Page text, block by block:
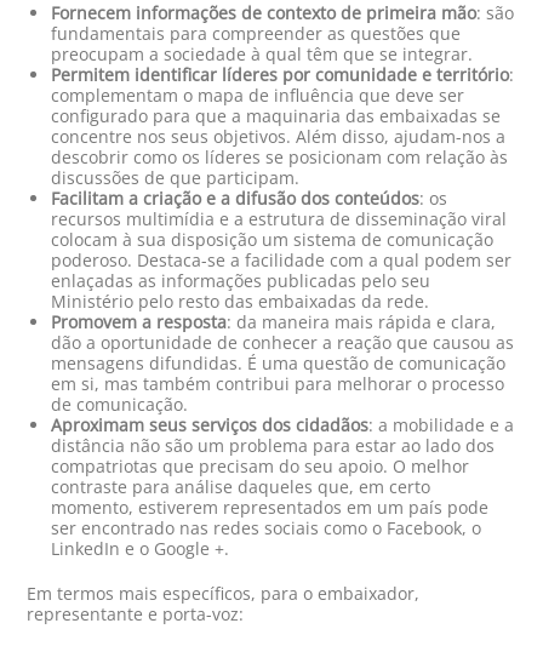
Fornecem informações de contexto de primeira mão: são
fundamentais para compreender as questões que
preocupam a sociedade à qual têm que se integrar.
Permitem identificar líderes por comunidade e território:
complementam o mapa de influência que deve ser
configurado para que a maquinaria das embaixadas se
concentre nos seus objetivos. Além disso, ajudam-nos a
descobrir como os líderes se posicionam com relação às
discussões de que participam.
Facilitam a criação e a difusão dos conteúdos: os
recursos multimídia e a estrutura de disseminação viral
colocam à sua disposição um sistema de comunicação
poderoso. Destaca-se a facilidade com a qual podem ser
enlaçadas as informações publicadas pelo seu
Ministério pelo resto das embaixadas da rede.
Promovem a resposta: da maneira mais rápida e clara,
dão a oportunidade de conhecer a reação que causou as
mensagens difundidas. É uma questão de comunicação
em si, mas também contribui para melhorar o processo
de comunicação.
Aproximam seus serviços dos cidadãos: a mobilidade e a
distância não são um problema para estar ao lado dos
compatriotas que precisam do seu apoio. O melhor
contraste para análise daqueles que, em certo
momento, estiverem representados em um país pode
ser encontrado nas redes sociais como o Facebook, o
LinkedIn e o Google +.
Em termos mais específicos, para o embaixador,
representante e porta-voz: